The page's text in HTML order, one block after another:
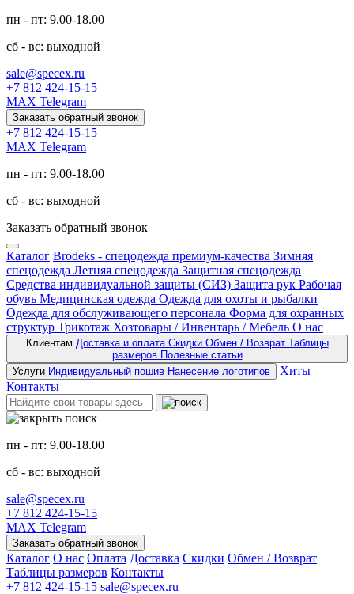
пн - пт: 9.00-18.00
сб - вс: выходной
sale@specex.ru
+7 812 424-15-15
MAX Telegram
Заказать обратный звонок
+7 812 424-15-15
MAX Telegram
пн - пт: 9.00-18.00
сб - вс: выходной
Заказать обратный звонок
Каталог Brodeks - спецодежда премиум-качества Зимняя
спецодежда Летняя спецодежда Защитная спецодежда
Средства индивидуальной защиты (СИЗ) Защита рук Рабочая
обувь Медицинская одежда Одежда для охоты и рыбалки
Одежда для обслуживающего персонала Форма для охранных
структур Трикотаж Хозтовары / Инвентарь / Мебель О нас
Клиентам Доставка и оплата Скидки Обмен / Возврат Таблицы
размеров Полезные статьи
Услуги Индивидуальный пошив Нанесение логотипов
Хиты
Контакты
пн - пт: 9.00-18.00
сб - вс: выходной
sale@specex.ru
+7 812 424-15-15
MAX Telegram
Заказать обратный звонок
Каталог О нас Оплата Доставка Скидки Обмен / Возврат
Таблицы размеров Контакты
+7 812 424-15-15 sale@specex.ru